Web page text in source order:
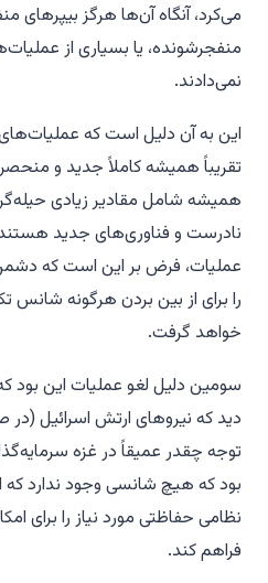
می‌کرد، آنگاه آن‌ها هرگز بیپرهای
منفجرشونده، یا بسیاری از
نمی‌دادند.
این به آن دلیل است که
تقریباً همیشه کاملاً جدید و
همیشه شامل مقادیر زیادی
نادرست و فناوری‌های جدید
عملیات، فرض بر این است که
را برای از بین بردن هرگونه شانس
خواهد گرفت.
دید که نیروهای ارتش اسرائیل (در
توجه چقدر عمیقاً در غزه
بود که هیچ شانسی وجود ندارد که
نظامی حفاظتی مورد نیاز را برای
فراهم کند.